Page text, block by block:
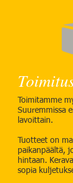
Toimitamme
Suuremmissa
lavoittain.
Tuotteet on
paikanpäältä,
hintaan.
sopia